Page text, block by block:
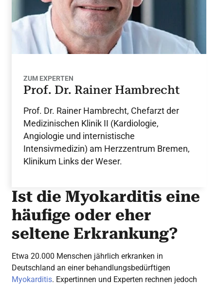
ZUM EXPERTEN
Prof. Dr. Rainer Hambrecht
Prof. Dr. Rainer Hambrecht, Chefarzt der
Medizinischen Klinik II (Kardiologie,
Angiologie und internistische
Intensivmedizin) am Herzzentrum Bremen,
Klinikum Links der Weser.
Ist die Myokarditis eine
häufige oder eher
seltene Erkrankung?
Etwa 20.000 Menschen jährlich erkranken in
Deutschland an einer behandlungsbedürftigen
Myokarditis. Expertinnen und Experten rechnen jedoch